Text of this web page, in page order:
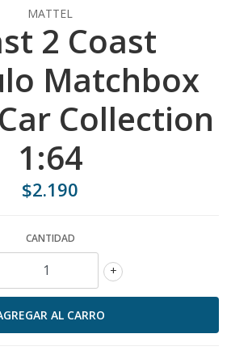
MATTEL
2 Coast
Matchbox
Collection
1:64
$2.190
CANTIDAD
+